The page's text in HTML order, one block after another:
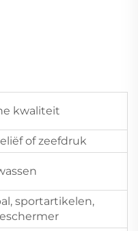
kwaliteit
of zeefdruk
sportartikelen,